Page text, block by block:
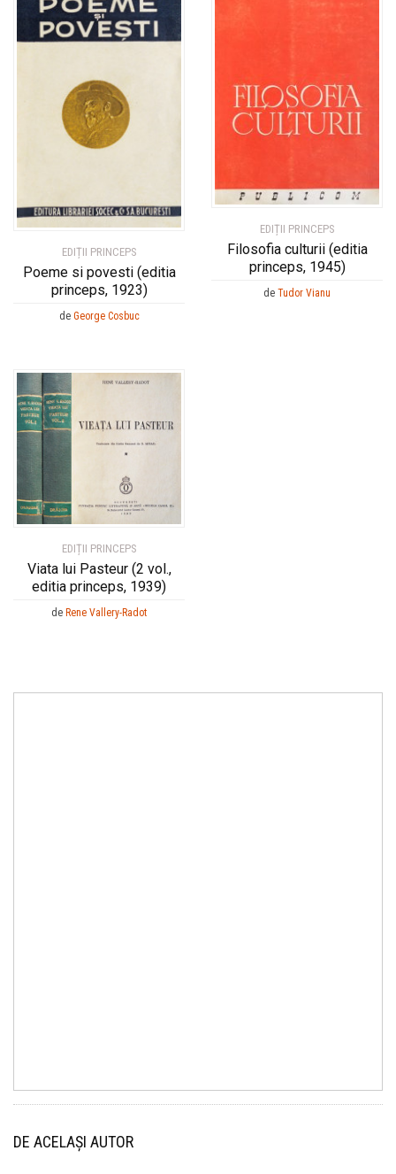
EDIȚII PRINCEPS
Poeme si povesti (editia
princeps, 1923)
de George Cosbuc
EDIȚII PRINCEPS
Filosofia culturii (editia
princeps, 1945)
de Tudor Vianu
EDIȚII PRINCEPS
Viata lui Pasteur (2 vol.,
editia princeps, 1939)
de Rene Vallery-Radot
DE ACELAȘI AUTOR